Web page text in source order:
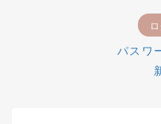
パスワ